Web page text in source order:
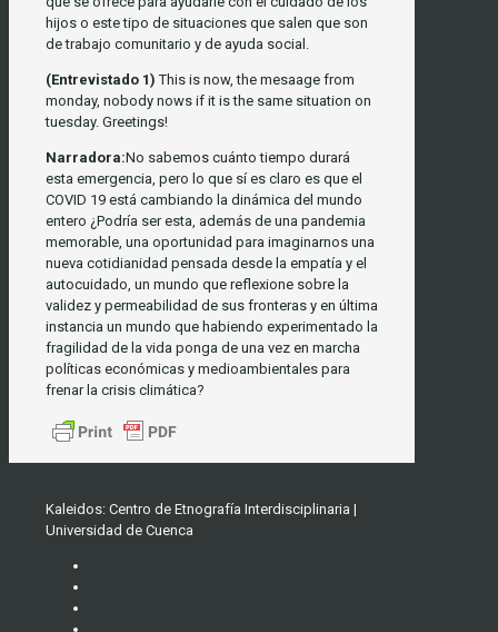
hijos o este tipo de situaciones que salen que son
de trabajo comunitario y de ayuda social.
(Entrevistado 1) This is now, the mesaage from
monday, nobody nows if it is the same situation on
tuesday. Greetings!
Narradora:No sabemos cuánto tiempo durará
esta emergencia, pero lo que sí es claro es que el
COVID 19 está cambiando la dinámica del mundo
entero ¿Podría ser esta, además de una pandemia
memorable, una oportunidad para imaginarnos una
nueva cotidianidad pensada desde la empatía y el
autocuidado, un mundo que reflexione sobre la
validez y permeabilidad de sus fronteras y en última
instancia un mundo que habiendo experimentado la
fragilidad de la vida ponga de una vez en marcha
políticas económicas y medioambientales para
frenar la crisis climática?
Kaleidos: Centro de Etnografía Interdisciplinaria |
Universidad de Cuenca